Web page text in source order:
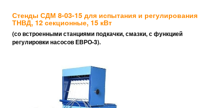
Стенды СДМ 8-03-15 для испытания и регулирования
ТНВД, 12 секционные, 15 кВт
(со встроенными станциями подкачки, смазки, с функцией
регулировки насосов ЕВРО-3).